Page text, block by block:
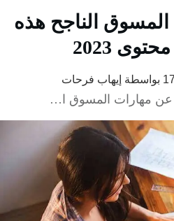
الناجح هذه
2023
إيهاب فرحات
ابحث عن مهارات المسوق الناجح هذه للتعاقد مع مسوق محتوى 2023